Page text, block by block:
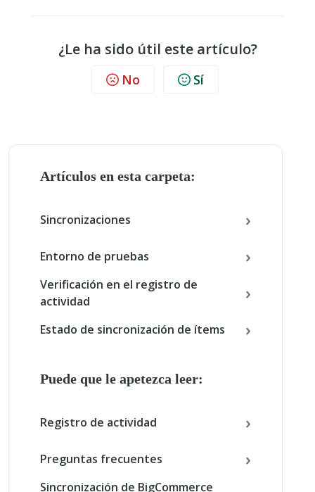
¿Le ha sido útil este artículo?
No Sí
Artículos en esta carpeta:
Sincronizaciones
Entorno de pruebas
Verificación en el registro de
actividad
Estado de sincronización de ítems
Puede que le apetezca leer:
Registro de actividad
Preguntas frecuentes
Sincronización de BigCommerce